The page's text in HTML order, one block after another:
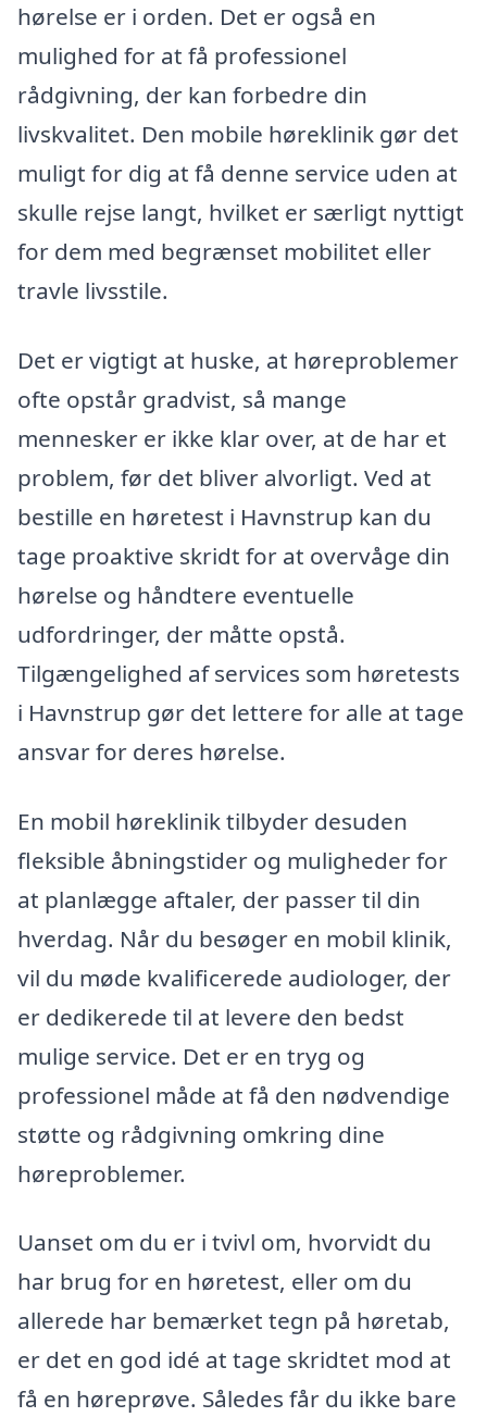
hørelse er i orden. Det er også en
mulighed for at få professionel
rådgivning, der kan forbedre din
livskvalitet. Den mobile høreklinik gør det
muligt for dig at få denne service uden at
skulle rejse langt, hvilket er særligt nyttigt
for dem med begrænset mobilitet eller
travle livsstile.
Det er vigtigt at huske, at høreproblemer
ofte opstår gradvist, så mange
mennesker er ikke klar over, at de har et
problem, før det bliver alvorligt. Ved at
bestille en høretest i Havnstrup kan du
tage proaktive skridt for at overvåge din
hørelse og håndtere eventuelle
udfordringer, der måtte opstå.
Tilgængelighed af services som høretests
i Havnstrup gør det lettere for alle at tage
ansvar for deres hørelse.
En mobil høreklinik tilbyder desuden
fleksible åbningstider og muligheder for
at planlægge aftaler, der passer til din
hverdag. Når du besøger en mobil klinik,
vil du møde kvalificerede audiologer, der
er dedikerede til at levere den bedst
mulige service. Det er en tryg og
professionel måde at få den nødvendige
støtte og rådgivning omkring dine
høreproblemer.
Uanset om du er i tvivl om, hvorvidt du
har brug for en høretest, eller om du
allerede har bemærket tegn på høretab,
er det en god idé at tage skridtet mod at
få en høreprøve. Således får du ikke bare